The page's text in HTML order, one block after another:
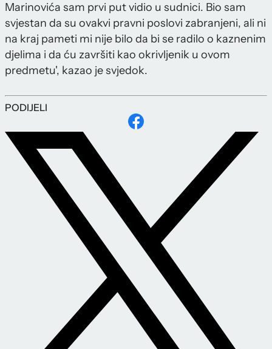
Marinovića sam prvi put vidio u sudnici. Bio sam
svjestan da su ovakvi pravni poslovi zabranjeni, ali ni
na kraj pameti mi nije bilo da bi se radilo o kaznenim
djelima i da ću završiti kao okrivljenik u ovom
predmetu', kazao je svjedok.
PODIJELI